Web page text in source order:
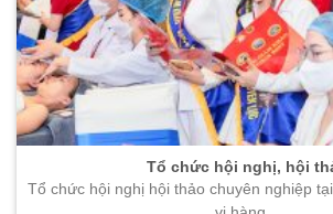
Tổ chức hội nghị, hội
Tổ chức hội nghị hội thảo chuyên nghiệp